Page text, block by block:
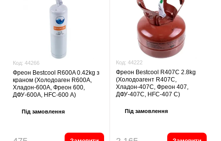
Код: 44266
Фреон Bestcool R600A 0.42kg з
краном (Холодоаген R600A,
Хладон-600A, Фреон 600,
ДФУ-600A, HFC-600 А)
Під замовлення
Код: 44222
Фреон Bestcool R407C 2.8kg
(Холодоагент R407C,
Хладон-407C, Фреон 407,
ДФУ-407C, HFC-407 C)
Під замовлення